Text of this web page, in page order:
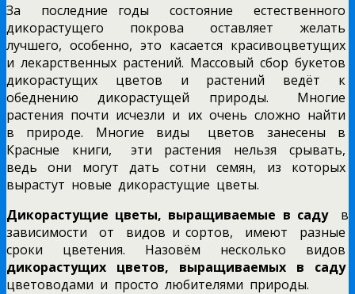
За последние годы состояние естественного
дикорастущего покрова оставляет желать
лучшего, особенно, это касается красивоцветущих
и лекарственных растений. Массовый сбор букетов
дикорастущих цветов и растений ведёт к
обеднению дикорастущей природы. Многие
растения почти исчезли и их очень сложно найти
в природе. Многие виды цветов занесены в
Красные книги, эти растения нельзя срывать,
ведь они могут дать сотни семян, из которых
вырастут новые дикорастущие цветы.
Дикорастущие цветы, выращиваемые в садув
зависимости от видов и сортов, имеют разные
сроки цветения. Назовём несколько видов
дикорастущих цветов, выращиваемых в саду
цветоводами и просто любителями природы.